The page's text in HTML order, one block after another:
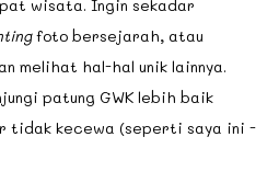
wisata. Ingin sekadar
foto bersejarah, atau
melihat hal-hal unik lainnya.
patung GWK lebih baik
tidak kecewa (seperti saya ini -